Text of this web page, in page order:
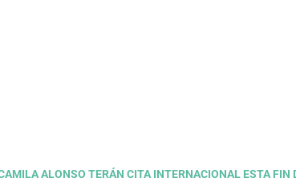
ALONSO TERÁN CITA INTERNACIONAL ESTA FIN